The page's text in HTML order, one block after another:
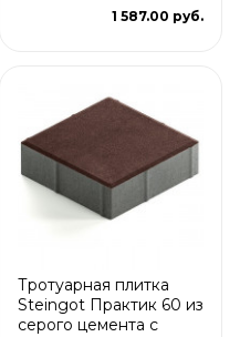
1 587.00 руб.
Тротуарная плитка
Steingot Практик 60 из
серого цемента с